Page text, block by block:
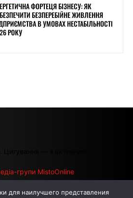
ФОРТЕЦЯ БІЗНЕСУ: ЯК
БЕЗПЕРЕБІЙНЕ ЖИВЛЕННЯ
В УМОВАХ НЕСТАБІЛЬНОСТІ
РОКУ
— з активним
групи MistoOnline
для наилучшего представления